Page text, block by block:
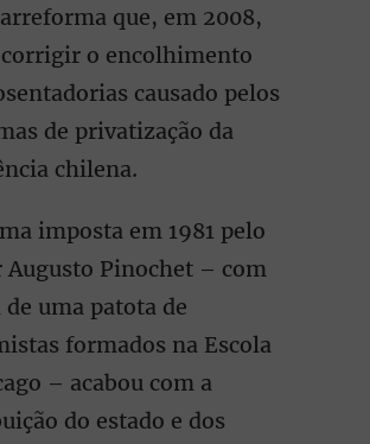
que, em 2008,
o encolhimento
causado pelos
de privatização da
chilena.
imposta em 1981 pelo
Augusto Pinochet – com
de uma patota de
formados na Escola
– acabou com a
do estado e dos